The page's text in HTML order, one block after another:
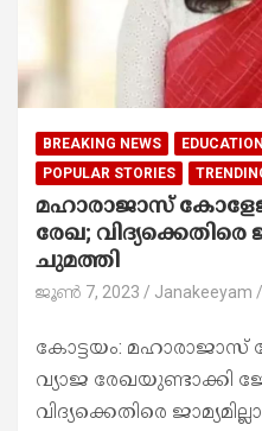
BREAKING NEWS EDUCATION
POPULAR STORIES
മഹാരാജാസ്
രേഖ; വിദ്യക്കെതിരെ
ചുമത്തി
ജൂൺ 7, 2023 Janakeeyam
കോട്ടയം: മഹാരാജാസ്
വ്യാജ രേഖയുണ്ടാക്കി
വിദ്യക്കെതിരെ